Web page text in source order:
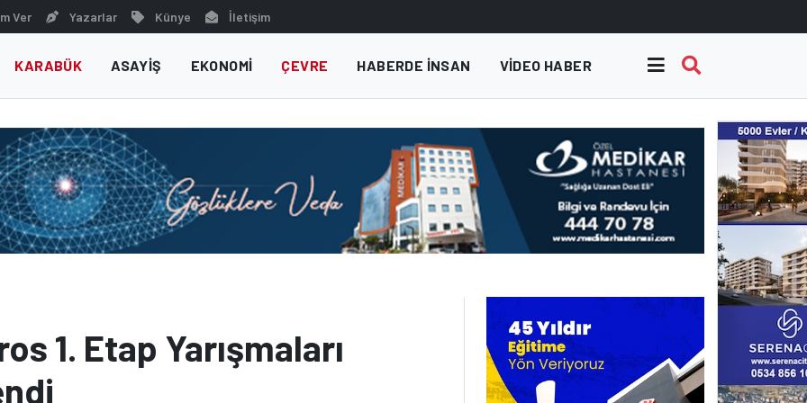
Ver Yazarlar Künye İletişim
KARABÜK ASAYIŞ EKONOMI ÇEVRE HABERDE INSAN VIDEO HABER
1. Etap Yarışmaları